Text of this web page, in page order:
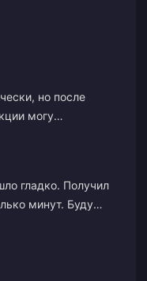
но после
могу
остаются
только ей.
гладко. Получил
минут. Буду